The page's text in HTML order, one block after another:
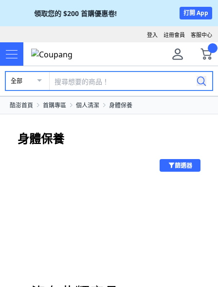
領取您的 $200 首購優惠卷! 打開 App
客服中心
註冊會員
登入
全部
酷澎首頁 首購專區 個人清潔 身體保養
身體保養
篩選器